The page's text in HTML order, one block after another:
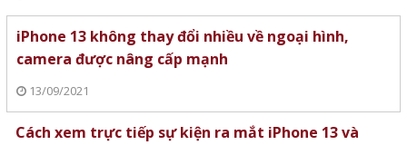
iPhone 13 không thay đổi nhiều về ngoại hình,
camera được nâng cấp mạnh
13/09/2021
Cách xem trực tiếp sự kiện ra mắt iPhone 13 và